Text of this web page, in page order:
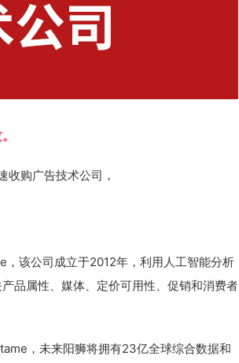
收购广告技术公司，
该公司成立于2012年，利用人工智能分析
品属性、媒体、定价可用性、促销和消费者
，未来阳狮将拥有23亿全球综合数据和